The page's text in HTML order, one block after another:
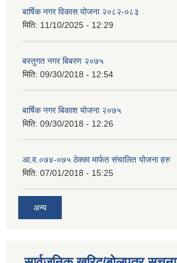
बार्षिक नगर विकास योजना २०८२-०८३
मिति: 11/10/2025 - 12:29
बस्तुगत नगर बिबरण २०७५
मिति: 09/30/2018 - 12:54
बार्षिक नगर बिकाश योजना २०७५
मिति: 09/30/2018 - 12:26
आ.व.०७४-०७५ ठेक्का मार्फत संचालित योजना हरु
मिति: 07/01/2018 - 15:25
अन्य